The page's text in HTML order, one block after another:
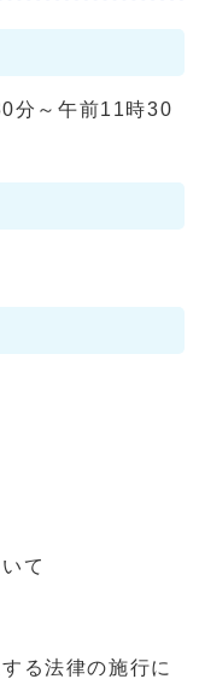
分～午前11時30
て
る法律の施行に